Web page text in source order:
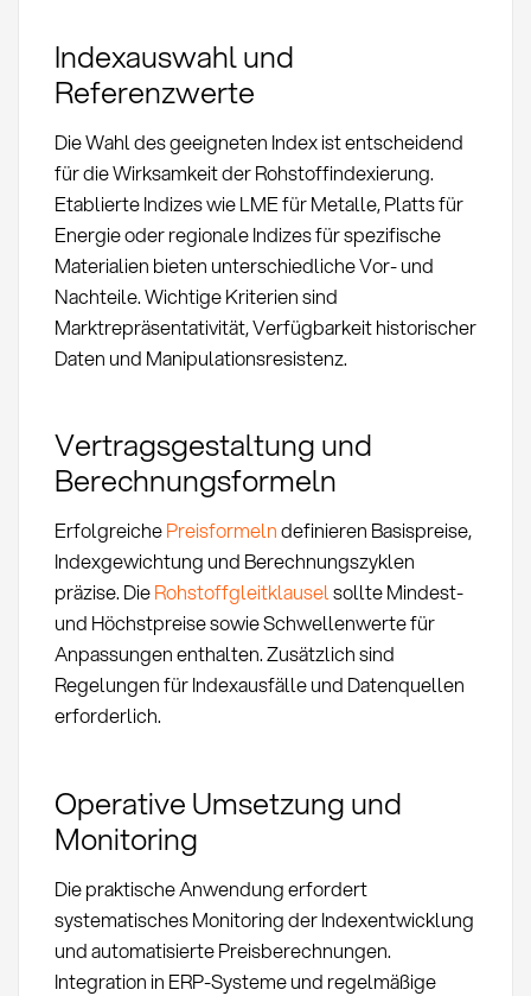
Indexauswahl und
Referenzwerte
Die Wahl des geeigneten Index ist entscheidend
für die Wirksamkeit der Rohstoffindexierung.
Etablierte Indizes wie LME für Metalle, Platts für
Energie oder regionale Indizes für spezifische
Materialien bieten unterschiedliche Vor- und
Nachteile. Wichtige Kriterien sind
Marktrepräsentativität, Verfügbarkeit historischer
Daten und Manipulationsresistenz.
Vertragsgestaltung und
Berechnungsformeln
ErfolgreichePreisformelndefinieren Basispreise,
Indexgewichtung und Berechnungszyklen
präzise. DieRohstoffgleitklauselsollte Mindest-
und Höchstpreise sowie Schwellenwerte für
Anpassungen enthalten. Zusätzlich sind
Regelungen für Indexausfälle und Datenquellen
erforderlich.
Operative Umsetzung und
Monitoring
Die praktische Anwendung erfordert
systematisches Monitoring der Indexentwicklung
und automatisierte Preisberechnungen.
Integration in ERP-Systeme und regelmäßige